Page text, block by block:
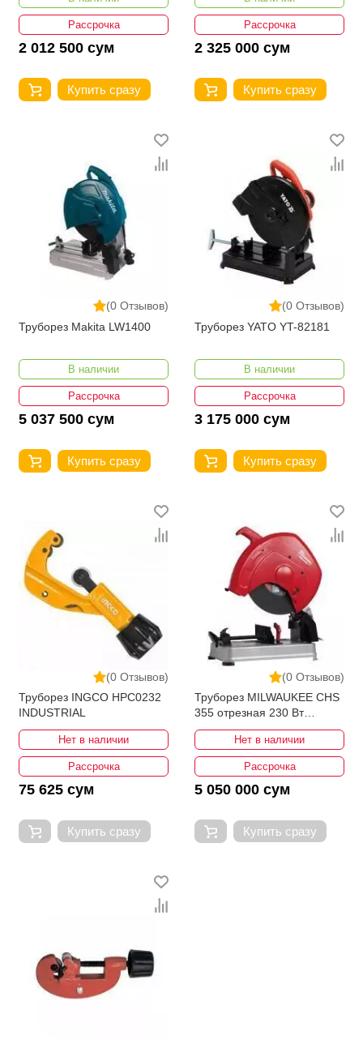
Рассрочка
2 012 500 сум
Купить сразу
Рассрочка
2 325 000 сум
Купить сразу
(0 Отзывов)
Труборез Makita LW1400
В наличии
Рассрочка
5 037 500 сум
Купить сразу
(0 Отзывов)
Труборез YATO YT-82181
В наличии
Рассрочка
3 175 000 сум
Купить сразу
(0 Отзывов)
Труборез INGCO HPC0232
INDUSTRIAL
Нет в наличии
Рассрочка
75 625 сум
Купить сразу
(0 Отзывов)
Труборез MILWAUKEE CHS
355 отрезная 230 Вт
4933411760
Нет в наличии
Рассрочка
5 050 000 сум
Купить сразу